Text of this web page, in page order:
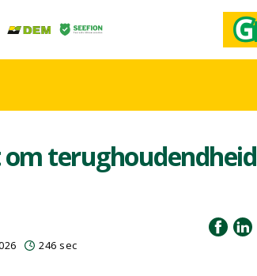
terughoudendheid
246 sec